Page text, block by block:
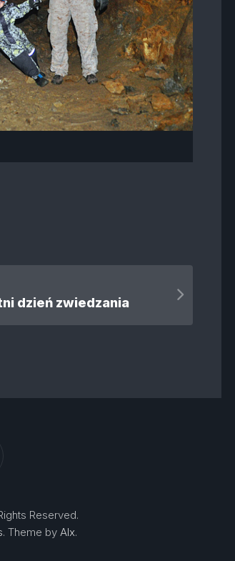
dzień zwiedzania
Reserved.
. Theme by Alx.